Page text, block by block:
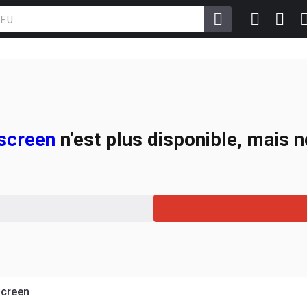
n’est plus disponible, mais